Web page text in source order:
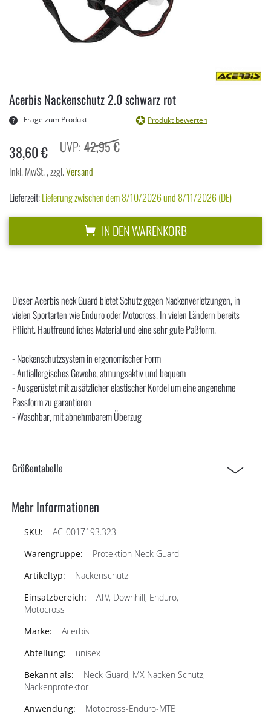
der
Bildergalerie
springen
Acerbis Nackenschutz 2.0 schwarz rot
Frage zum Produkt Produkt bewerten
38,60 € 42,95 €
Inkl. MwSt.,zzgl.Versand
Lieferzeit:Lieferung zwischen dem 8/10/2026 und 8/11/2026 (DE)
IN DEN WARENKORB
Dieser Acerbis neck Guard bietet Schutz gegen Nackenverletzungen, in
vielen Sportarten wie Enduro oder Motocross. In vielen Ländern bereits
Pflicht. Hautfreundliches Material und eine sehr gute Paßform.
- Nackenschutzsystem in ergonomischer Form
- Antiallergisches Gewebe, atmungsaktiv und bequem
- Ausgerüstet mit zusätzlicher elastischer Kordel um eine angenehme
Passform zu garantieren
- Waschbar, mit abnehmbarem Überzug
Größentabelle
Mehr Informationen
AC-0017193.323
Protektion Neck Guard
Nackenschutz
ATV, Downhill, Enduro,
Motocross
Acerbis
unisex
Neck Guard, MX Nacken Schutz,
Nackenprotektor
Motocross-Enduro-MTB